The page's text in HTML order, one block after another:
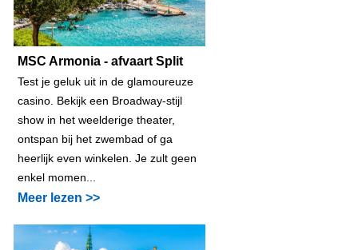
MSC Armonia - afvaart Split
Test je geluk uit in de glamoureuze
casino. Bekijk een Broadway-stijl
show in het weelderige theater,
ontspan bij het zwembad of ga
heerlijk even winkelen. Je zult geen
enkel momen...
Meer lezen >>